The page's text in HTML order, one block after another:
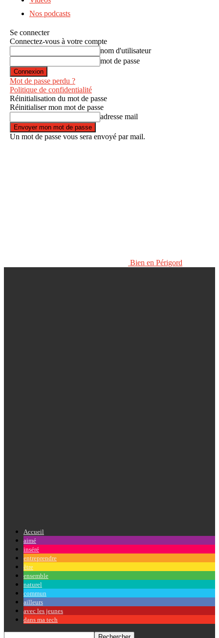
Nos podcasts
Se connecter
Connectez-vous à votre compte
nom d'utilisateur
mot de passe
Mot de passe perdu ?
Politique de confidentialité
Réinitialisation du mot de passe
Réinitialiser mon mot de passe
adresse mail
Un mot de passe vous sera envoyé par mail.
Bien en Périgord
Accueil
aimé
inséré
entreprendre
être
ensemble
naturel
commun
ailleurs
avec les jeunes
dans ma tech